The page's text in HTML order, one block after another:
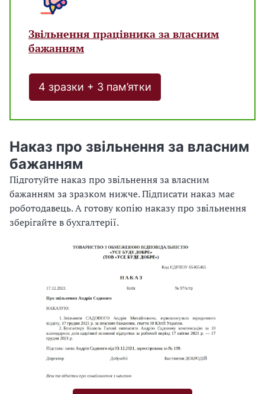
Звільнення працівника за власним
бажанням
4 зразки + 3 пам’ятки
Наказ про звільнення за власним
бажанням
Підготуйте наказ про звільнення за власним
бажанням за зразком нижче. Підписати наказ має
роботодавець. А готову копію наказу про звільнення
зберігайте в бухгалтерії.